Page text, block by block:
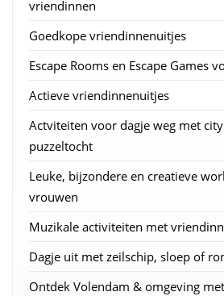
vriendinnen
Goedkope vriendinnenuitjes
Escape Rooms en Escape Games
Actieve vriendinnenuitjes
Actviteiten voor dagje weg met
puzzeltocht
Leuke, bijzondere en creatieve
vrouwen
Muzikale activiteiten met
Dagje uit met zeilschip, sloep of
Ontdek Volendam & omgeving